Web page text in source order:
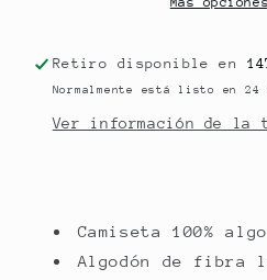
Retiro disponible en
Normalmente está listo en 24
Ver información de la
Camiseta 100%
Algodón de fibra